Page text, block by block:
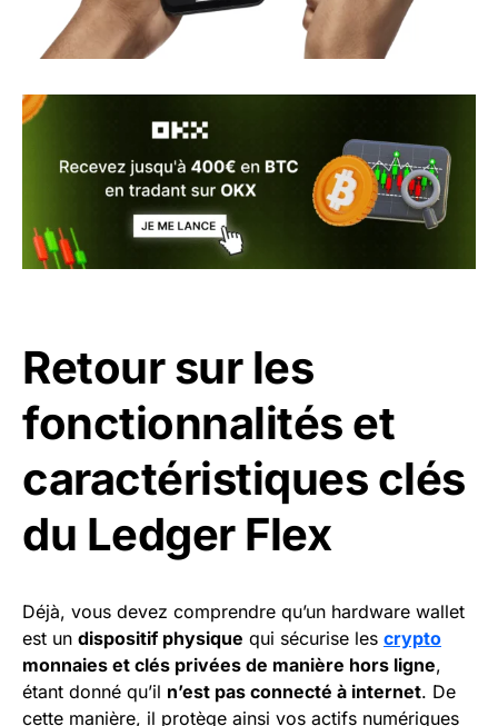
Retour sur les
fonctionnalités et
caractéristiques clés
du Ledger Flex
Déjà, vous devez comprendre qu’un hardware wallet
est un dispositif physique qui sécurise les crypto
monnaies et clés privées de manière hors ligne,
étant donné qu’il n’est pas connecté à internet. De
cette manière, il protège ainsi vos actifs numériques